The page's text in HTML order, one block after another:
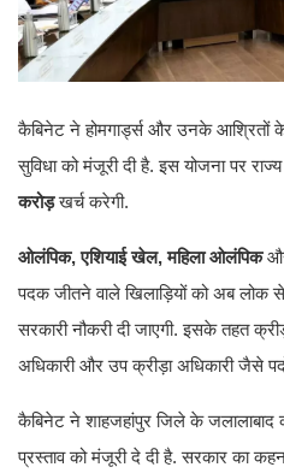
कैबिनेट ने होमगार्ड्स और उनके आश्रितों
सुविधा को मंजूरी दी है. इस योजना पर
करोड़खर्च करेगी.
ओलंपिक, एशियाई खेल, महिला ओलंपिकऔर
पदक जीतने वाले खिलाड़ियों को अब लोक
सरकारी नौकरी दी जाएगी. इसके तहत
अधिकारी और उप क्रीड़ा अधिकारी जैसे
कैबिनेट ने शाहजहांपुर जिले के
प्रस्ताव को मंजूरी दे दी है. सरकार का